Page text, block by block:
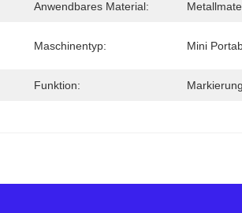
Anwendbares Material:
Maschinentyp: Mini
Funktion: